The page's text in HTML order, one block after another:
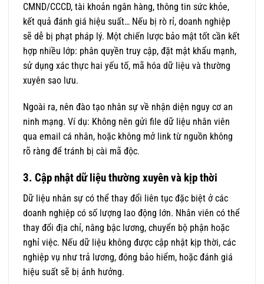
CMND/CCCD, tài khoản ngân hàng, thông tin sức khỏe,
kết quả đánh giá hiệu suất… Nếu bị rò rỉ, doanh nghiệp
sẽ dễ bị phạt pháp lý. Một chiến lược bảo mật tốt cần kết
hợp nhiều lớp: phân quyền truy cập, đặt mật khẩu mạnh,
sử dụng xác thực hai yếu tố, mã hóa dữ liệu và thường
xuyên sao lưu.
Ngoài ra, nên đào tạo nhân sự về nhận diện nguy cơ an
ninh mạng. Ví dụ: Không nên gửi file dữ liệu nhân viên
qua email cá nhân, hoặc không mở link từ nguồn không
rõ ràng để tránh bị cài mã độc.
3. Cập nhật dữ liệu thường xuyên và kịp thời
Dữ liệu nhân sự có thể thay đổi liên tục đặc biệt ở các
doanh nghiệp có số lượng lao động lớn. Nhân viên có thể
thay đổi địa chỉ, nâng bậc lương, chuyển bộ phận hoặc
nghỉ việc. Nếu dữ liệu không được cập nhật kịp thời, các
nghiệp vụ như trả lương, đóng bảo hiểm, hoặc đánh giá
hiệu suất sẽ bị ảnh hưởng.